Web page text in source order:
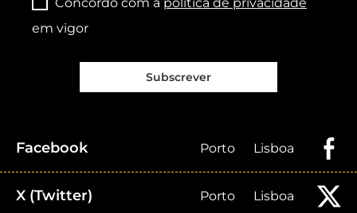
em vigor
Subscrever
Facebook Porto Lisboa
X (Twitter) Porto Lisboa